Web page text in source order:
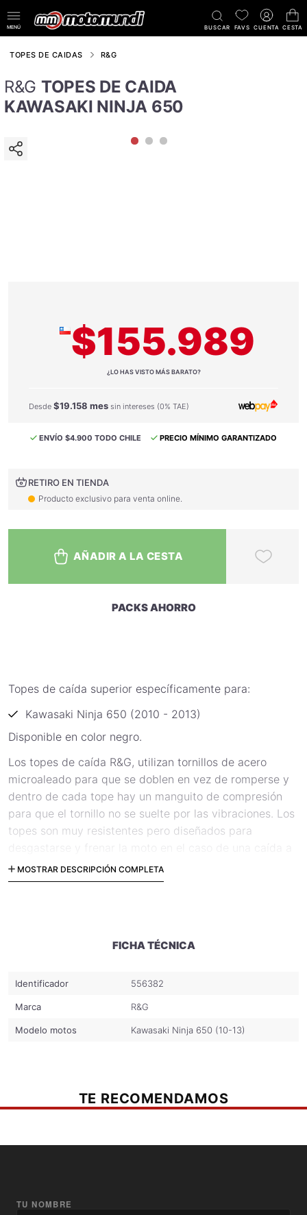
MENÚ BUSCAR FAVS CUENTA CESTA
TOPES DE CAIDAS R&G
R&G TOPES DE CAIDA
KAWASAKI NINJA 650
$155.989
¿LO HAS VISTO MÁS BARATO?
Desde $19.158 mes sin intereses (0% TAE)
ENVÍO $4.900 TODO CHILE PRECIO MÍNIMO GARANTIZADO
RETIRO EN TIENDA
Producto exclusivo para venta online.
AÑADIR A LA CESTA
PACKS AHORRO
Topes de caída superior específicamente para:
Kawasaki Ninja 650 (2010 - 2013)
Disponible en color negro.
Los topes de caída R&G, utilizan tornillos de acero
microaleado para que se doblen en vez de romperse y
dentro de cada tope hay un manguito de compresión
para que el tornillo no se suelte por las vibraciones. Los
topes son muy resistentes pero diseñados para
desgastarse y frenar la moto en el caso de una caída a
gran velocidad.
MOSTRAR DESCRIPCIÓN COMPLETA
FICHA TÉCNICA
Identificador 556382
Marca R&G
Modelo motos Kawasaki Ninja 650 (10-13)
TE RECOMENDAMOS
TU NOMBRE